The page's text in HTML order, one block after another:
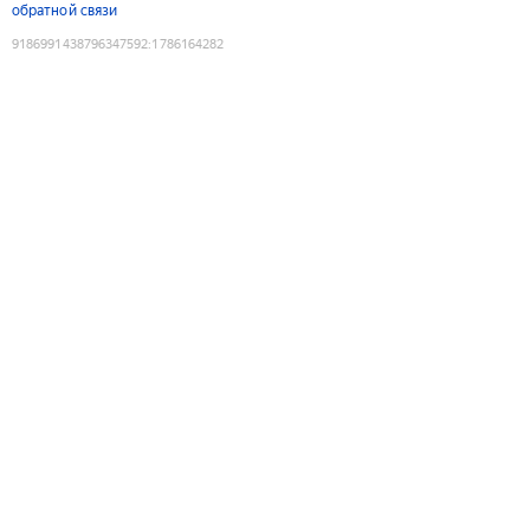
обратной связи
9186991438796347592:1786164282